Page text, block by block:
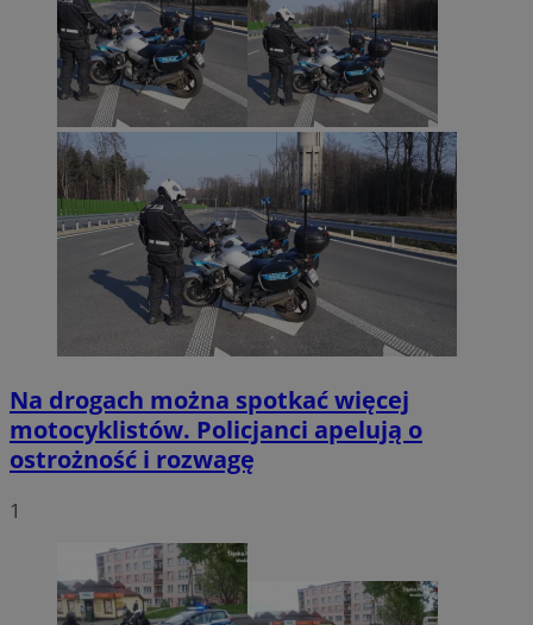
Na drogach można spotkać więcej
motocyklistów. Policjanci apelują o
ostrożność i rozwagę
1